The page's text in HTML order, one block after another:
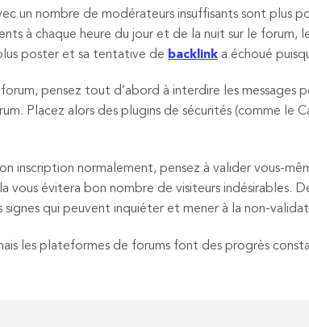
un nombre de modérateurs insuffisants sont plus
à chaque heure du jour et de la nuit sur le forum,
poster et sa tentative de backlink a échoué
pensez tout d’abord à interdire les messages
Placez alors des plugins de sécurités (comme le
inscription normalement, pensez à valider vous-
évitera bon nombre de visiteurs indésirables.
qui peuvent inquiéter et mener à la non-
les plateformes de forums font des progrès